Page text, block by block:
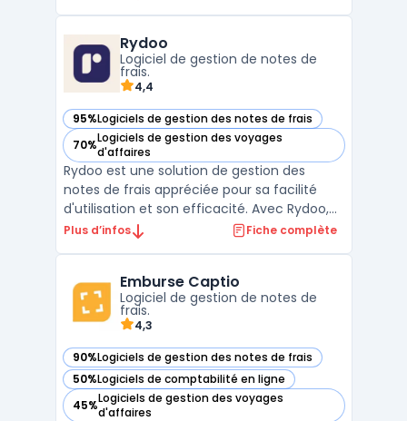
à une interface intuitive, les utilisateurs
peuven ...
Rydoo
Logiciel de gestion de notes de
frais.
4,4
95%Logiciels de gestion des notes de frais
— voir Rydoo dans cette catégorie
70%Logiciels de gestion des voyages
d'affaires
— voir Rydoo dans cette catégorie
Rydoo est une solution de gestion des
notes de frais appréciée pour sa facilité
d'utilisation et son efficacité. Avec Rydoo,
les employés peuvent facilement
de frais sont également faciles avec un
système de workflo ...
Plus d’infos Fiche complète
Emburse Captio
Logiciel de gestion de notes de
frais.
4,3
90%Logiciels de gestion des notes de frais
— voir Emburse Captio dans cette catégorie
50%Logiciels de comptabilité en ligne
— voir Emburse Captio dans cette catégorie
45%Logiciels de gestion des voyages
d'affaires
— voir Emburse Captio dans cette catégorie